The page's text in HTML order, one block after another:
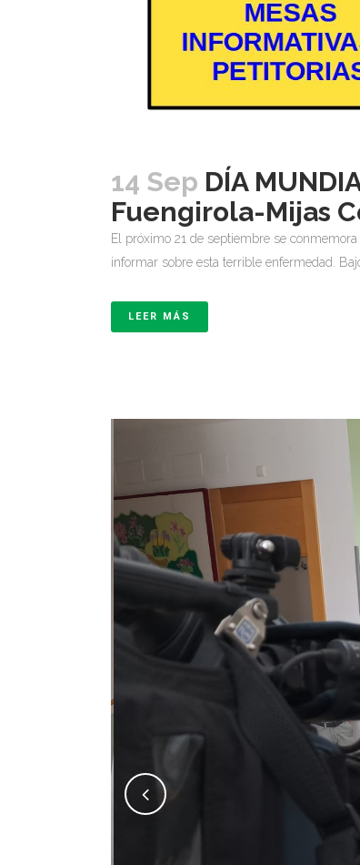
14 Sep DÍA
Fuengirola-Mijas
El próximo 21 de septiembre se
informar sobre esta terrible enfermedad.
LEER MÁS